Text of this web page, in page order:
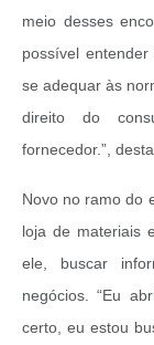
meio desses
possível
se adequar às
direito do
fornecedor.”,
Novo no ramo do
loja de materiais
ele, buscar
negócios. “Eu
certo, eu estou